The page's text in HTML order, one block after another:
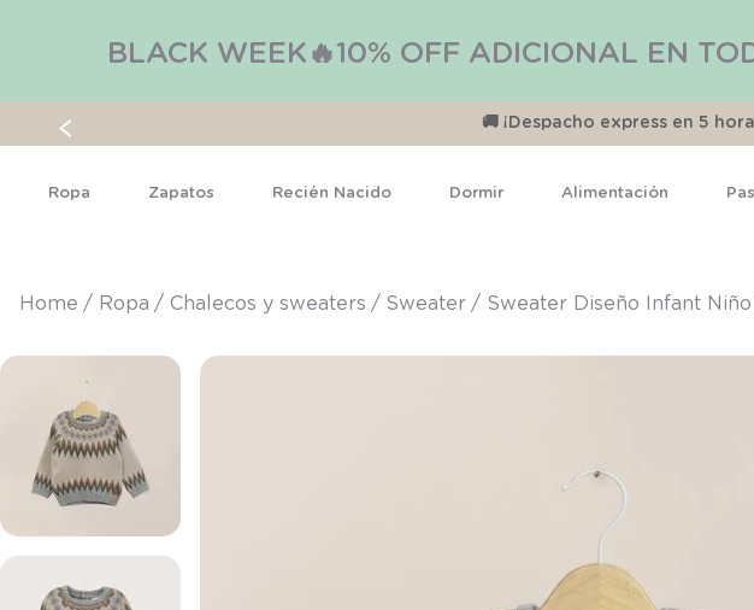
BLACK WEEK🔥10% OFF ADICIONAL EN
🚚 ¡Despacho express en 5
Ropa Zapatos Recién Nacido Dormir Alimentación
ropa chalecos y sweaters sweater Sweater Diseño Infant